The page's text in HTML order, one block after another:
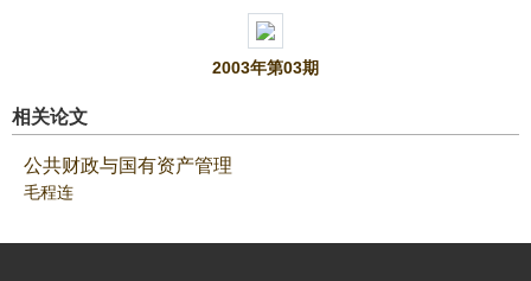
2003年第03期
相关论文
公共财政与国有资产管理
毛程连